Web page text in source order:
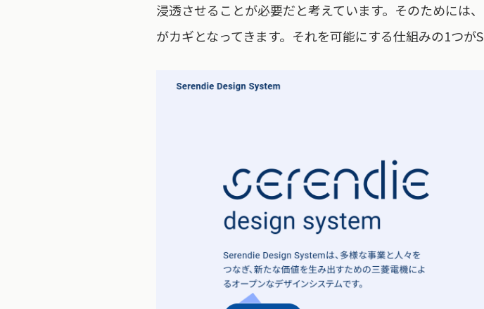
浸透させることが必要だと考えています。そのためには
がカギとなってきます。それを可能にする仕組みの1つが